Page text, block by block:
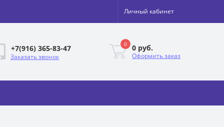
Личный кабинет
+7(916) 365-83-47
Заказать звонок
0 0 руб.
Оформить заказ